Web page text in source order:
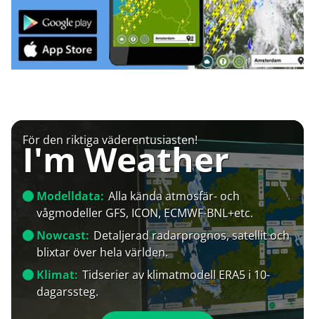
För den riktiga väderentusiasten!
I'm Weather
Modelldata: Alla kända atmosfär- och
vågmodeller GFS, ICON, ECMWF-BNL+etc.
Nowcast: Detaljerad radarprognos, satellit och
blixtar över hela världen.
Klimat: Tidserier av klimatmodell ERA5 i 10-
dagarssteg.